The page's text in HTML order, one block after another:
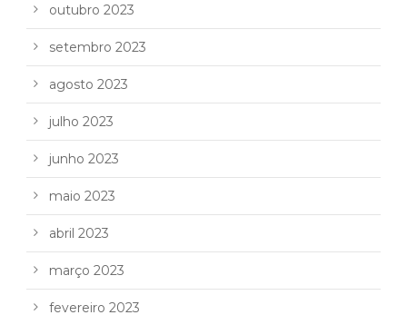
outubro 2023
setembro 2023
agosto 2023
julho 2023
junho 2023
maio 2023
abril 2023
março 2023
fevereiro 2023